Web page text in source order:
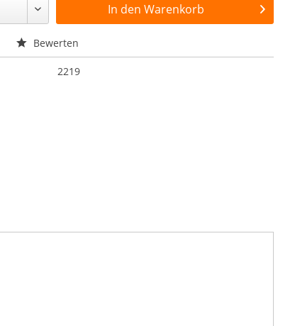
In den Warenkorb
Bewerten
2219